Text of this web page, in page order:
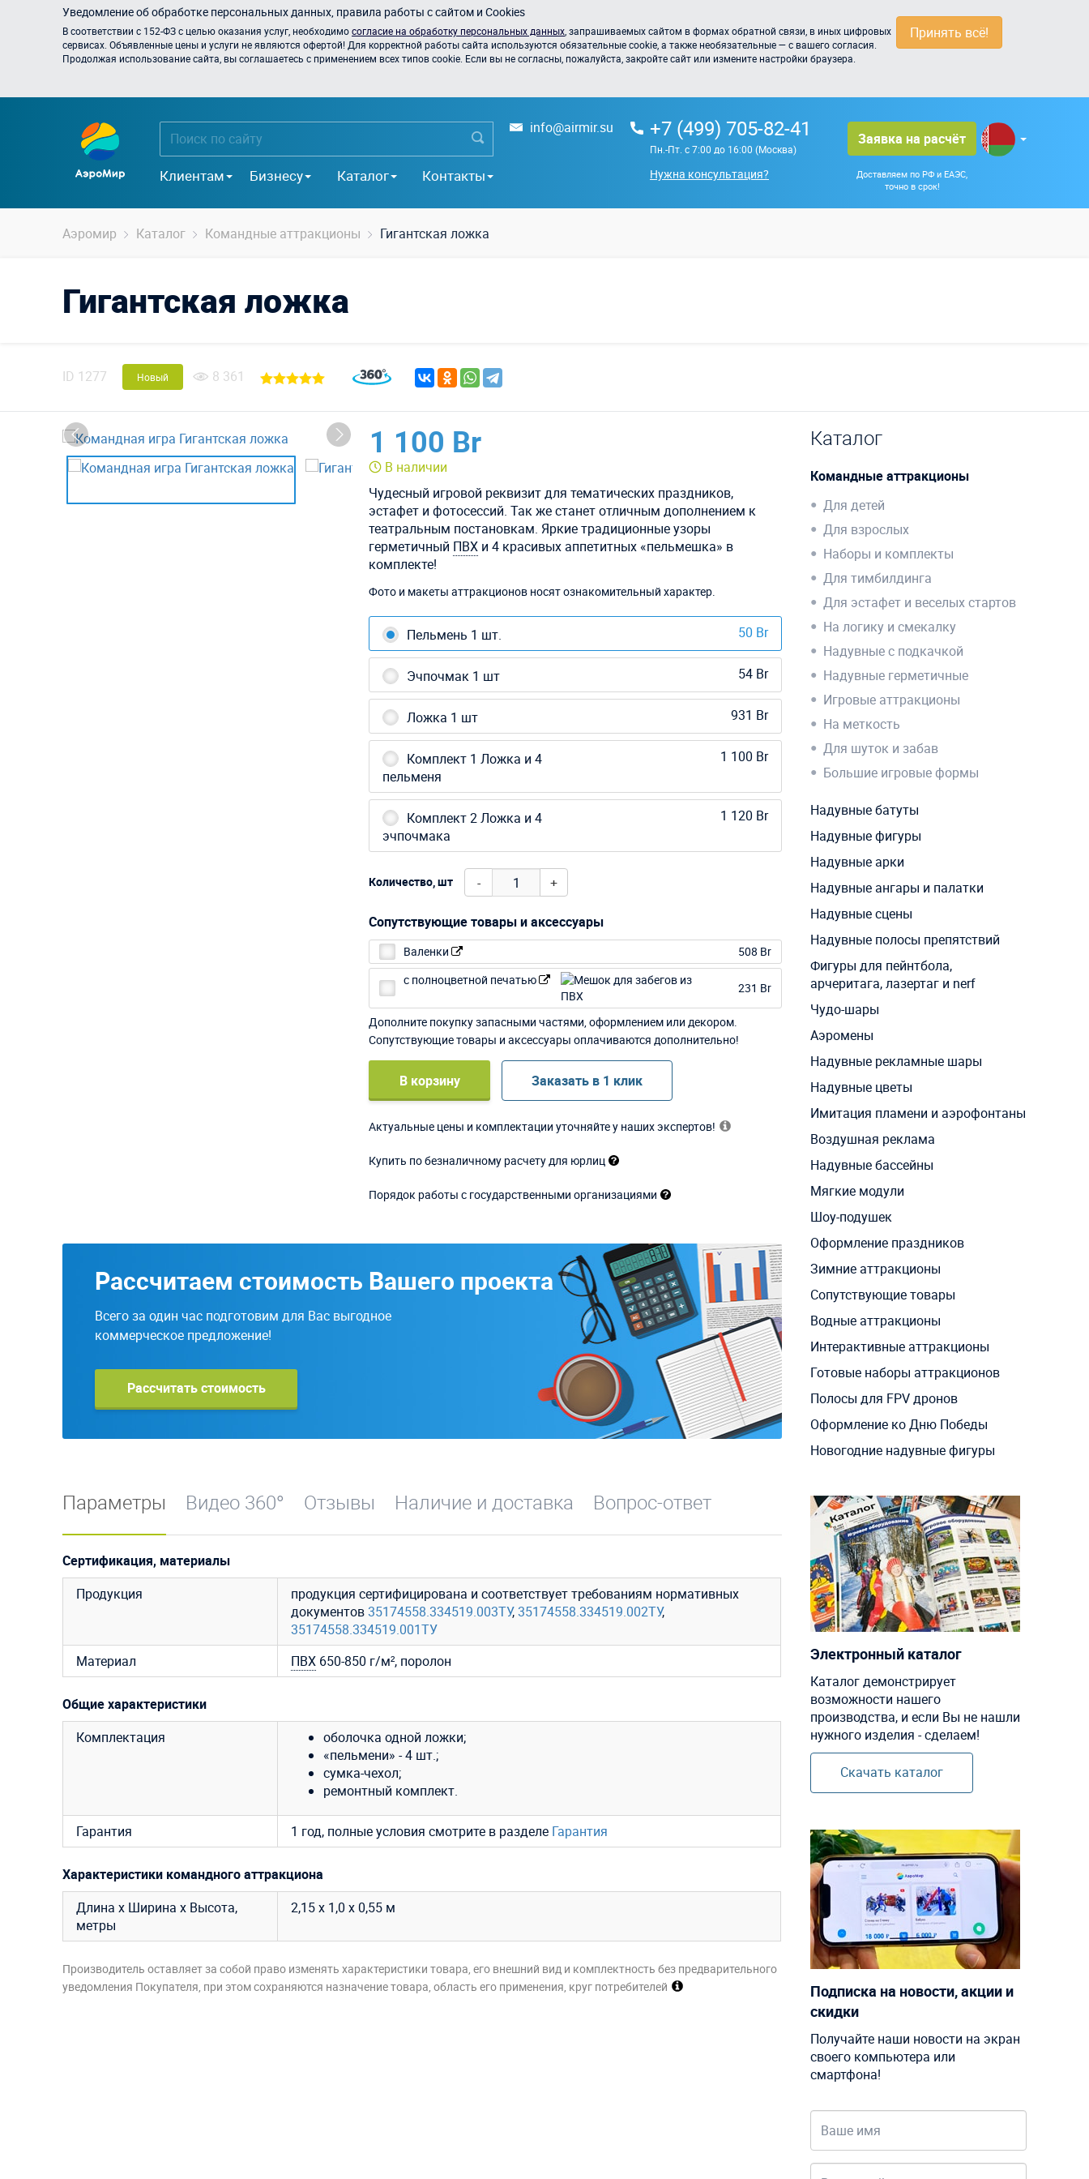
Принять всё!
Уведомление об обработке персональных данных, правила работы с сайтом и Cookies
В соответствии с 152-ФЗ с целью оказания услуг, необходимосогласие на обработку персональных данных , запрашиваемых сайтом в формах обратной связи, в иных цифровых
сервисах. Объявленные цены и услуги не являются офертой! Для корректной работы сайта используются обязательные cookie, а также необязательные — с вашего согласия.
Продолжая использование сайта, вы соглашаетесь с применением всех типов cookie. Если вы не согласны, пожалуйста, закройте сайт или измените настройки браузера.
Клиентам Бизнесу Каталог Контакты
info@airmir.su +7 (499) 705-82-41
Пн.-Пт. с 7:00 до 16:00 (Москва)
Нужна консультация?
Заявка на расчёт
Доставляем по РФ и ЕАЭС,
точно в срок!
Аэромир Каталог Командные аттракционы Гигантская ложка
Гигантская ложка
ID 1277 Новый 8 361
1 100 Br
В наличии
Чудесный игровой реквизит для тематических праздников,
эстафет и фотосессий. Так же станет отличным дополнением к
театральным постановкам. Яркие традиционные узоры
герметичный ПВХ и 4 красивых аппетитных «пельмешка» в
комплекте!
Фото и макеты аттракционов носят ознакомительный характер.
Пельмень 1 шт. 50 Br
Эчпочмак 1 шт 54 Br
Ложка 1 шт 931 Br
Комплект 1 Ложка и 4
пельменя
1 100 Br
Комплект 2 Ложка и 4
эчпочмака
1 120 Br
Количество, шт - +
Сопутствующие товары и аксессуары
Валенки
508 Br
с полноцветной печатью
231 Br
Дополните покупку запасными частями, оформлением или декором.
Сопутствующие товары и аксессуары оплачиваются дополнительно!
В корзину Заказать в 1 клик
Актуальные цены и комплектации уточняйте у наших экспертов!
Купить по безналичному расчету для юрлиц
Порядок работы с государственными организациями
Рассчитаем стоимость Вашего проекта
Всего за один час подготовим для Вас выгодное
коммерческое предложение!
Рассчитать стоимость
Параметры Видео 360° Отзывы Наличие и доставка Вопрос-ответ
Сертификация, материалы
Продукция
продукция сертифицирована и соответствует требованиям нормативных
документов35174558.334519.003ТУ,35174558.334519.002ТУ,
35174558.334519.001ТУ
Материал
ПВХ 650-850 г/м², поролон
Общие характеристики
Комплектация
оболочка одной ложки;
«пельмени» - 4 шт.;
сумка-чехол;
ремонтный комплект.
Гарантия 1 год, полные условия смотрите в разделе Гарантия
Характеристики командного аттракциона
Длина х Ширина х Высота,
метры
2,15 х 1,0 х 0,55 м
Производитель оставляет за собой право изменять характеристики товара, его внешний вид и комплектность без предварительного
уведомления Покупателя, при этом сохраняются назначение товара, область его применения, круг потребителей
Каталог
Командные аттракционы
Для детей
Для взрослых
Наборы и комплекты
Для тимбилдинга
Для эстафет и веселых стартов
На логику и смекалку
Надувные с подкачкой
Надувные герметичные
Игровые аттракционы
На меткость
Для шуток и забав
Большие игровые формы
Надувные батуты
Надувные фигуры
Надувные арки
Надувные ангары и палатки
Надувные сцены
Надувные полосы препятствий
Фигуры для пейнтбола,
арчеритага, лазертаг и nerf
Чудо-шары
Аэромены
Надувные рекламные шары
Надувные цветы
Имитация пламени и аэрофонтаны
Воздушная реклама
Надувные бассейны
Мягкие модули
Шоу-подушек
Оформление праздников
Зимние аттракционы
Сопутствующие товары
Водные аттракционы
Интерактивные аттракционы
Готовые наборы аттракционов
Полосы для FPV дронов
Оформление ко Дню Победы
Новогодние надувные фигуры
Электронный каталог
Каталог демонстрирует
возможности нашего
производства, и если Вы не нашли
нужного изделия - сделаем!
Скачать каталог
Подписка на новости, акции и
скидки
Получайте наши новости на экран
своего компьютера или
смартфона!